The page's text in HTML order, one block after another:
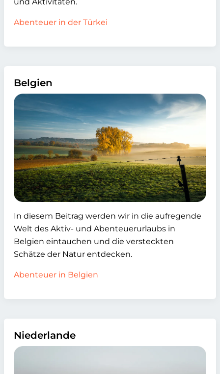
Abenteuer in der Türkei
Belgien
In diesem Beitrag werden wir in die aufregende
Welt des Aktiv- und Abenteuerurlaubs in
Belgien eintauchen und die versteckten
Schätze der Natur entdecken.
Abenteuer in Belgien
Niederlande